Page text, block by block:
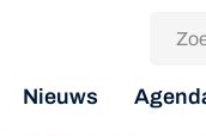
Nieuws